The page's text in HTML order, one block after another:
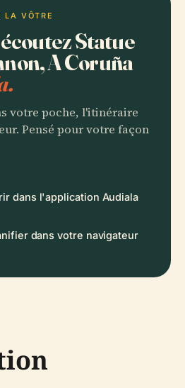
VÔTRE
Statue
A Coruña
votre poche, l'itinéraire
Pensé pour votre façon
dans l'application Audiala
dans votre navigateur